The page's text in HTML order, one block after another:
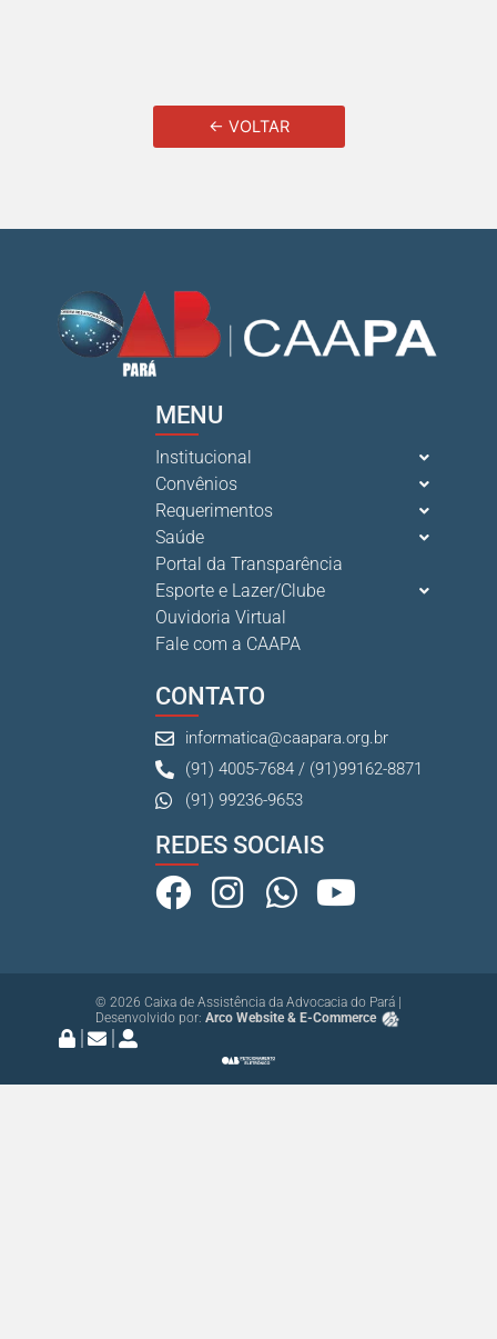
← VOLTAR
MENU
Institucional
Convênios
Requerimentos
Saúde
Portal da Transparência
Esporte e Lazer/Clube
Ouvidoria Virtual
Fale com a CAAPA
CONTATO
informatica@caapara.org.br
(91) 4005-7684 / (91)99162-8871
(91) 99236-9653
REDES SOCIAIS
© 2026 Caixa de Assistência da Advocacia do Pará |
Desenvolvido por: Arco Website & E-Commerce